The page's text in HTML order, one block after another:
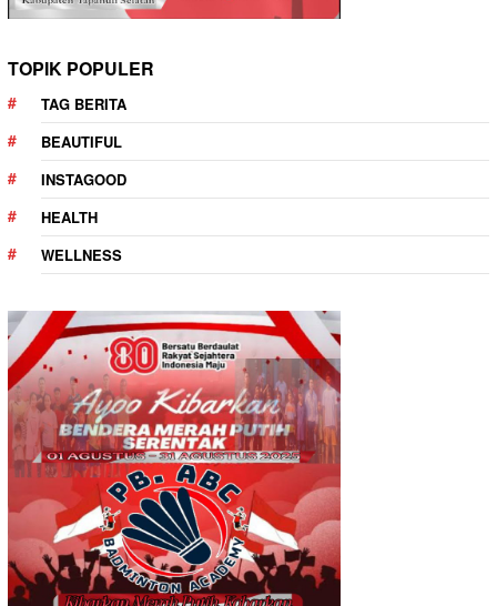
TOPIK POPULER
TAG BERITA
BEAUTIFUL
INSTAGOOD
HEALTH
WELLNESS